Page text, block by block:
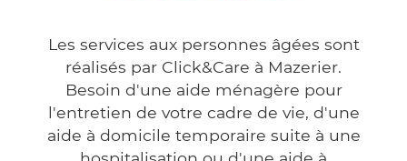
Les services aux personnes âgées sont
réalisés par Click&Care à Mazerier.
Besoin d'une aide ménagère pour
l'entretien de votre cadre de vie, d'une
aide à domicile temporaire suite à une